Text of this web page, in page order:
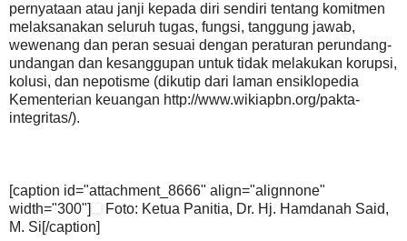
pernyataan atau janji kepada diri sendiri tentang komitmen
melaksanakan seluruh tugas, fungsi, tanggung jawab,
wewenang dan peran sesuai dengan peraturan perundang-
undangan dan kesanggupan untuk tidak melakukan korupsi,
kolusi, dan nepotisme (dikutip dari laman ensiklopedia
Kementerian keuangan http://www.wikiapbn.org/pakta-
integritas/).
[caption id="attachment_8666" align="alignnone"
width="300"]
Foto: Ketua Panitia, Dr. Hj. Hamdanah Said,
M. Si[/caption]